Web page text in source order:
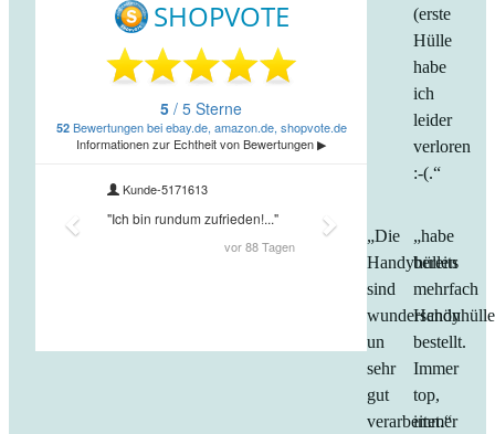
(erste
Hülle
habe
ich
leider
verloren
:-(.“
„Die
Handyhüllen
sind
wunderschön
un
sehr
gut
verarbeitet.“
„habe
bereits
mehrfach
bestellt.
Immer
top,
immer